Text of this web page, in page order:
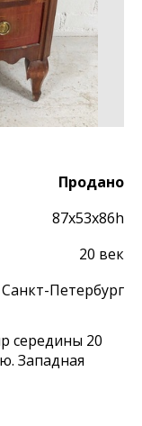
Продано
87х53х86h
20 век
Санкт-Петербург
середины 20
Западная